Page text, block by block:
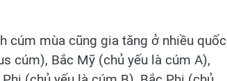
cúm mùa cũng gia tăng ở nhiều quốc
cúm), Bắc Mỹ (chủ yếu là cúm A),